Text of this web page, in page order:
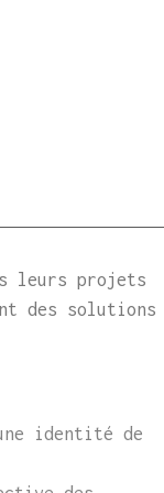
leurs projets
des solutions
identité de